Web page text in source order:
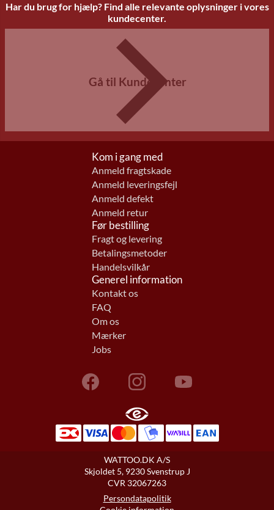
Har du brug for hjælp? Find alle relevante oplysninger i vores
kundecenter.
Gå til Kundecenter
Kom i gang med
Anmeld fragtskade
Anmeld leveringsfejl
Anmeld defekt
Anmeld retur
Før bestilling
Fragt og levering
Betalingsmetoder
Handelsvilkår
Generel information
Kontakt os
FAQ
Om os
Mærker
Jobs
WATTOO.DK A/S
Skjoldet 5, 9230 Svenstrup J
CVR 32067263
Persondatapolitik